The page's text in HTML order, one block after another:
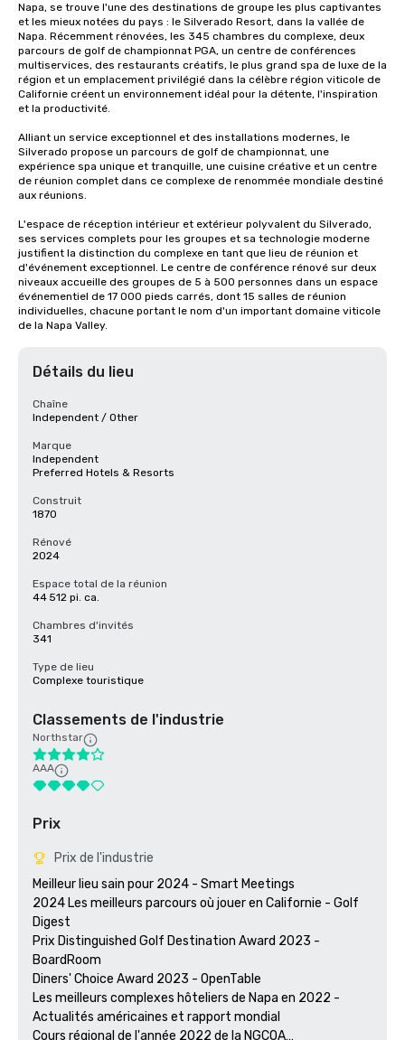
Napa, se trouve l'une des destinations de groupe les plus captivantes
et les mieux notées du pays : le Silverado Resort, dans la vallée de
Napa. Récemment rénovées, les 345 chambres du complexe, deux
parcours de golf de championnat PGA, un centre de conférences
multiservices, des restaurants créatifs, le plus grand spa de luxe de la
région et un emplacement privilégié dans la célèbre région viticole de
Californie créent un environnement idéal pour la détente, l'inspiration
et la productivité.
Alliant un service exceptionnel et des installations modernes, le
Silverado propose un parcours de golf de championnat, une
expérience spa unique et tranquille, une cuisine créative et un centre
de réunion complet dans ce complexe de renommée mondiale destiné
aux réunions.
L'espace de réception intérieur et extérieur polyvalent du Silverado,
ses services complets pour les groupes et sa technologie moderne
justifient la distinction du complexe en tant que lieu de réunion et
d'événement exceptionnel. Le centre de conférence rénové sur deux
niveaux accueille des groupes de 5 à 500 personnes dans un espace
événementiel de 17 000 pieds carrés, dont 15 salles de réunion
individuelles, chacune portant le nom d'un important domaine viticole
de la Napa Valley.
Détails du lieu
Chaîne
Independent / Other
Marque
Independent
Preferred Hotels & Resorts
Construit
1870
Rénové
2024
Espace total de la réunion
44 512 pi. ca.
Chambres d'invités
341
Type de lieu
Complexe touristique
Classements de l'industrie
Northstar
AAA
Prix
Prix de l'industrie
Meilleur lieu sain pour 2024 - Smart Meetings
2024 Les meilleurs parcours où jouer en Californie - Golf
Digest
Prix Distinguished Golf Destination Award 2023 -
BoardRoom
Diners' Choice Award 2023 - OpenTable
Les meilleurs complexes hôteliers de Napa en 2022 -
Actualités américaines et rapport mondial
Cours régional de l'année 2022 de la NGCOA